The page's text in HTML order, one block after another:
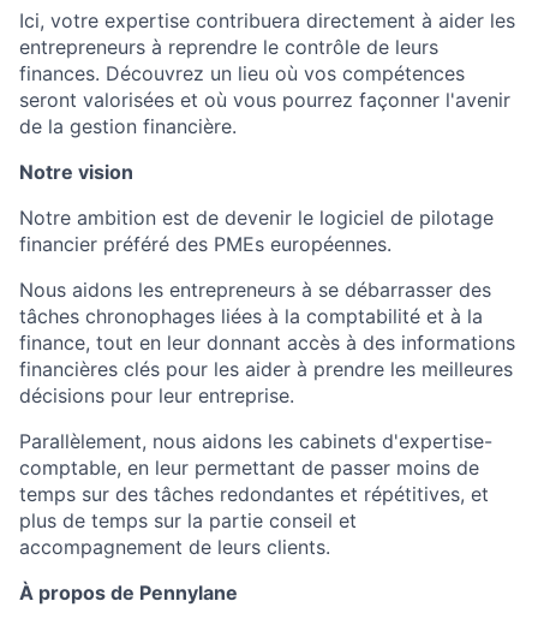
Ici, votre expertise contribuera directement à aider les
entrepreneurs à reprendre le contrôle de leurs
finances. Découvrez un lieu où vos compétences
seront valorisées et où vous pourrez façonner l'avenir
de la gestion financière.
Notre vision
Notre ambition est de devenir le logiciel de pilotage
financier préféré des PMEs européennes.
Nous aidons les entrepreneurs à se débarrasser des
tâches chronophages liées à la comptabilité et à la
finance, tout en leur donnant accès à des informations
financières clés pour les aider à prendre les meilleures
décisions pour leur entreprise.
Parallèlement, nous aidons les cabinets d'expertise-
comptable, en leur permettant de passer moins de
temps sur des tâches redondantes et répétitives, et
plus de temps sur la partie conseil et
accompagnement de leurs clients.
À propos de Pennylane